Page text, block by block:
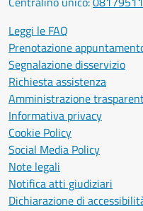
Leggi le FAQ
Prenotazione
Segnalazione disservizio
Richiesta assistenza
Amministrazione
Informativa privacy
Cookie Policy
Social Media Policy
Note legali
Notifica atti giudiziari
Dichiarazione di